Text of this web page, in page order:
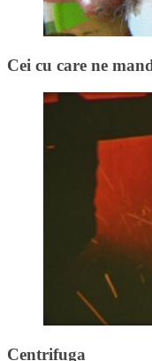
Cei cu care ne
Centrifuga